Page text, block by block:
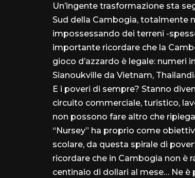
Un’ingente trasformazione sta
Sud della Cambogia, totalmente
impossessando dei terreni -
importante ricordare che la
gioco d’azzardo è legale: numeri
Sianoukville da Vietnam,
E i poveri di sempre? Stanno
circuito commerciale, turistico,
non possono fare altro che
“Nursey” ha proprio come
scolare, da questa spirale di
ricordare che in Cambogia non è
centinaio di dollari al mese… Ne è